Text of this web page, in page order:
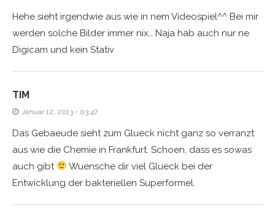
Hehe sieht irgendwie aus wie in nem Videospiel^^ Bei mir
werden solche Bilder immer nix… Naja hab auch nur ne
Digicam und kein Stativ
TIM
Januar 12, 2013 - 03:47
Das Gebaeude sieht zum Glueck nicht ganz so verranzt
aus wie die Chemie in Frankfurt. Schoen, dass es sowas
auch gibt
Wuensche dir viel Glueck bei der
Entwicklung der bakteriellen Superformel.